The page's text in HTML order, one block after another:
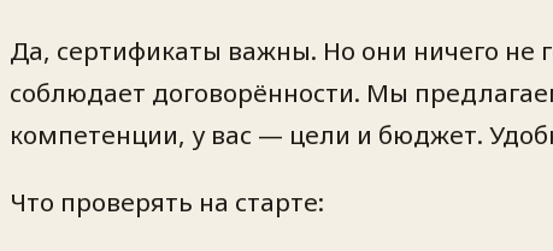
Да, сертификаты важны. Но они ничего не
соблюдает договорённости. Мы
компетенции, у вас — цели и бюджет.
Что проверять на старте: